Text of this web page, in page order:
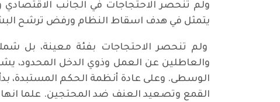
ولم تنحصر الاحتجاجات في الجانب الاقتصادي
يتمثل في هدف اسقاط النظام ورفض ترشح
ولم تنحصر الاحتجاجات بفئة معينة، بل
والعاطلين عن العمل وذوي الدخل المحدود،
الوسطى. وعلى عادة أنظمة الحكم المستبدة،
القمع وتصعيد العنف ضد المحتجين. علما